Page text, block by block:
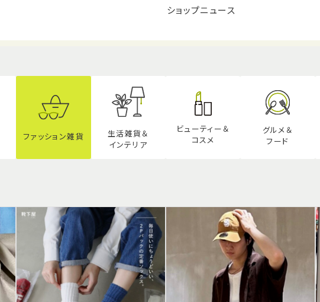
ショップニュース
ファッション雑貨
生活雑貨＆
インテリア
ビューティー ＆
コスメ
グルメ＆
フード